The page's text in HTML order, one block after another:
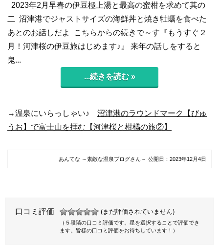
2023年2月早春の伊豆極上湯と最高の蜜柑を求めて其の
二 沼津港でジャストサイズの海鮮丼と焼き牡蠣を食べた
あとのお話しだよ こちらからの続きで～す『もうすぐ２
月！河津桜の伊豆旅はじめます♪』 来年の話しをすると
鬼...
...続きを読む »
→温泉にいらっしゃい♪ 沼津港のラウンドマーク【びゅ
うお】で富士山を拝む【河津桜と柑橘の旅②】
あんてな ～素敵な温泉ブログさん～ 公開日： 2023年12月4日
口コミ評価 (まだ評価されていません)
（５段階の口コミ評価です。星を選択することで評価でき
ます。皆様の口コミ評価をお待ちしています！）